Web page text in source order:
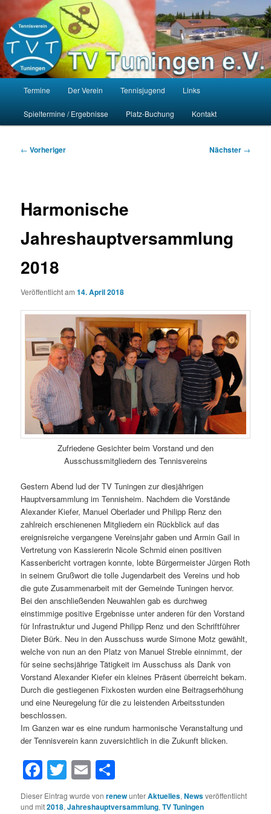
primären
Inhalt
springenTV Tuningen e.V.
Homepage des Tennisvereins Tuningen e.V.
Termine Der Verein Tennisjugend Links
Spieltermine / Ergebnisse Platz-Buchung Kontakt
Beitragsnavigation
← Vorheriger Nächster →
Harmonische
Jahreshauptversammlung
2018
Veröffentlicht am14. April 2018
Zufriedene Gesichter beim Vorstand und den
Ausschussmitgliedern des Tennisvereins
Gestern Abend lud der TV Tuningen zur diesjährigen
Hauptversammlung im Tennisheim. Nachdem die Vorstände
Alexander Kiefer, Manuel Oberlader und Philipp Renz den
zahlreich erschienenen Mitgliedern ein Rückblick auf das
ereignisreiche vergangene Vereinsjahr gaben und Armin Gail in
Vertretung von Kassiererin Nicole Schmid einen positiven
Kassenbericht vortragen konnte, lobte Bürgermeister Jürgen Roth
in seinem Grußwort die tolle Jugendarbeit des Vereins und hob
die gute Zusammenarbeit mit der Gemeinde Tuningen hervor.
Bei den anschließenden Neuwahlen gab es durchweg
einstimmige positive Ergebnisse unter anderen für den Vorstand
für Infrastruktur und Jugend Philipp Renz und den Schriftführer
Dieter Bürk. Neu in den Ausschuss wurde Simone Motz gewählt,
welche von nun an den Platz von Manuel Streble einnimmt, der
für seine sechsjährige Tätigkeit im Ausschuss als Dank von
Vorstand Alexander Kiefer ein kleines Präsent überreicht bekam.
Durch die gestiegenen Fixkosten wurden eine Beitragserhöhung
und eine Neuregelung für die zu leistenden Arbeitsstunden
beschlossen.
Im Ganzen war es eine rundum harmonische Veranstaltung und
der Tennisverein kann zuversichtlich in die Zukunft blicken.
Facebook
Twitter
Email
Dieser Eintrag wurde vonrenewunterAktuelles,Newsveröffentlicht
und mit2018,Jahreshauptversammlung,TV Tuningen